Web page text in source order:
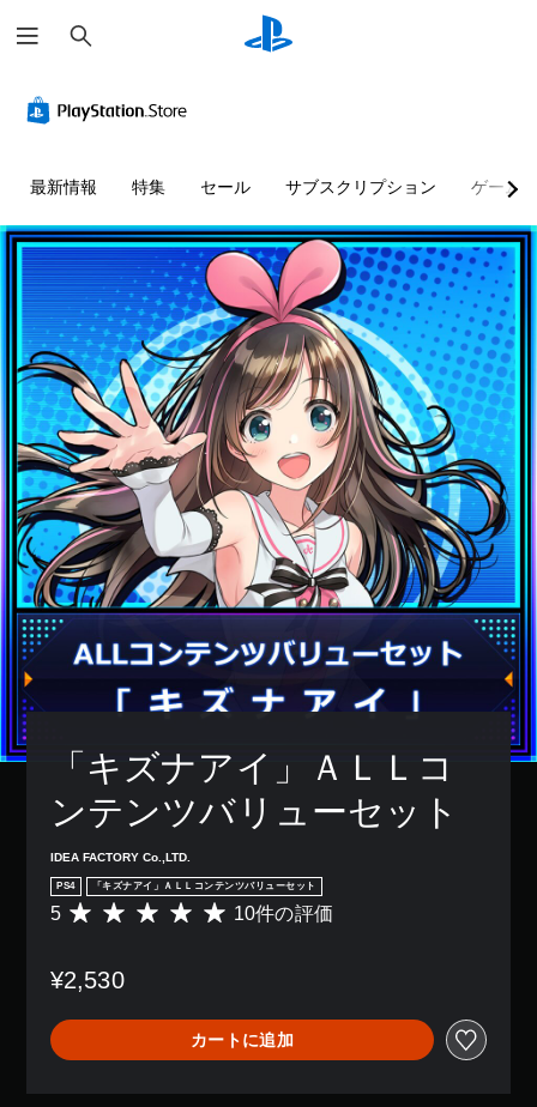
索
最新情報 特集 セール サブスクリプション ゲーム
「キズナアイ」ＡＬＬコ
ンテンツバリューセット
IDEA FACTORY Co.,LTD.
PS4 「キズナアイ」ＡＬＬコンテンツバリューセット
評
は
0
、
平
5 10件の評価
¥2,530
カートに追加